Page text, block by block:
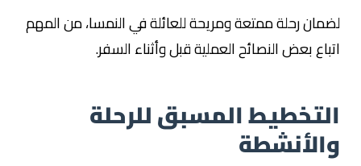
لضمان رحلة ممتعة ومريحة للعائلة في النمسا، من المهم
اتباع بعض النصائح العملية قبل وأثناء السفر.
التخطيط المسبق للرحلة
والأنشطة